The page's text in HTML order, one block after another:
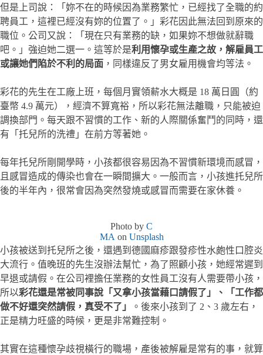
但是上司說：「妳不在的時候因為業務繁忙，已經找了全職的約
聘員工，這裡已經沒有妳的位置了。」彩花因此無法回到原來的
職位。公司又說：「現在只有業務的缺，如果妳不想做就辭職
吧。」強迫她二選一。這等於是利用懷孕或生產之故，解雇員工
或讓她們陷於不利的局面 ，同樣違反了男女雇用機會均等法。
彩花的先生在工廠上班，每個月實領薪水大概是 18 萬日圓（約
臺幣 4.9 萬元），經濟不算寬裕，所以彩花無法離職，只能被迫
調換部門。每天跟不習慣的工作、新的人際關係奮鬥的同時，還
有「托兒所的洗禮」在前方等著她。
每年托兒所剛開學時，小孩都很容易因為不習慣新環境而感冒，
且感冒造成的傳染也會在一瞬間擴大。一般而言，小孩進托兒所
後的半年內，很常會因為突然發燒或感冒而需要在家休養。
Photo by C
MAon Unsplash
小孩被送到托兒所之後，還遇到德國麻疹跟發疹性水皰性口腔炎
大流行。值晚班的先生沒辦法幫忙，為了照顧小孩，她經常遲到
早退或請假。在公司裡擔任業務的女性員工沒有人需要帶小孩，
所以彩花還是常被同事說「又拿小孩當藉口請假了」、「工作都
做不好還突然請假，真受不了」
。後來小孩到了 2、3 歲左右，
正是精力旺盛的時候，更是非常難控制。
其實在這種懷孕歧視橫行的職場，產後被解雇是常有的事，就算